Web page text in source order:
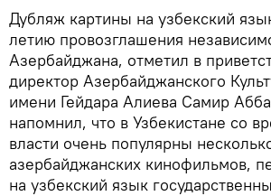
Дубляж картины на узбекский
летию провозглашения
Азербайджана, отметил в
директор Азербайджанского
имени Гейдара Алиева Самир
напомнил, что в Узбекистане со
власти очень популярны
азербайджанских кинофильмов,
на узбекский язык